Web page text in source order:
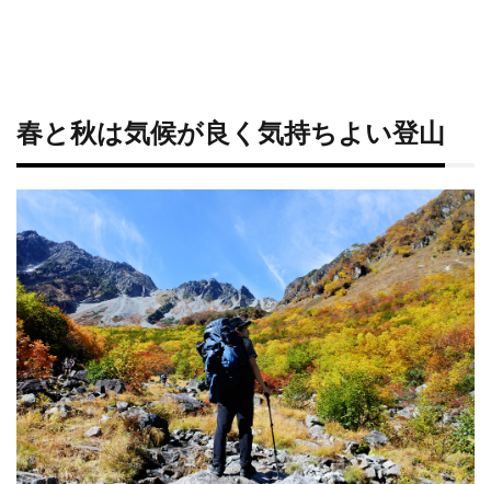
春と秋は気候が良く気持ちよい登山